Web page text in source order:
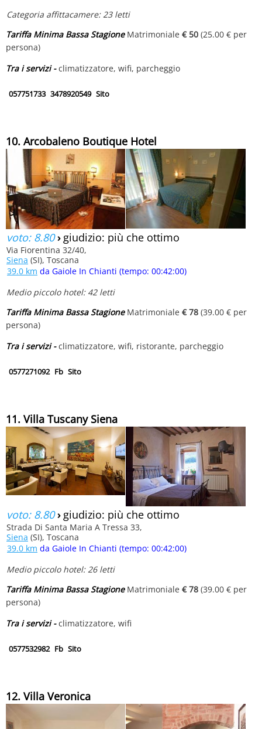
Categoria affittacamere: 23 letti
Tariffa Minima Bassa StagioneMatrimoniale € 50 (25.00 € per
persona)
Tra i servizi -climatizzatore, wifi, parcheggio
057751733 3478920549 Sito
10. Arcobaleno Boutique Hotel
voto: 8.80› giudizio: più che ottimo
Via Fiorentina 32/40,
Siena (SI), Toscana
39.0 km da Gaiole In Chianti (tempo: 00:42:00)
Medio piccolo hotel: 42 letti
Tariffa Minima Bassa StagioneMatrimoniale € 78 (39.00 € per
persona)
Tra i servizi -climatizzatore, wifi, ristorante, parcheggio
0577271092 Fb Sito
11. Villa Tuscany Siena
voto: 8.80› giudizio: più che ottimo
Strada Di Santa Maria A Tressa 33,
Siena (SI), Toscana
39.0 km da Gaiole In Chianti (tempo: 00:42:00)
Medio piccolo hotel: 26 letti
Tariffa Minima Bassa StagioneMatrimoniale € 78 (39.00 € per
persona)
Tra i servizi -climatizzatore, wifi
0577532982 Fb Sito
12. Villa Veronica